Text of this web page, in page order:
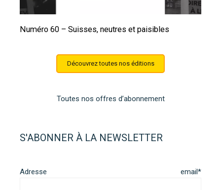
Numéro 60 – Suisses, neutres et paisibles
Découvrez toutes nos éditions
Toutes nos offres d’abonnement
S'ABONNER À LA NEWSLETTER
Adresse email*